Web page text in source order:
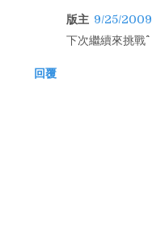
版主 9/25/
下次繼續來挑戰^^
回覆